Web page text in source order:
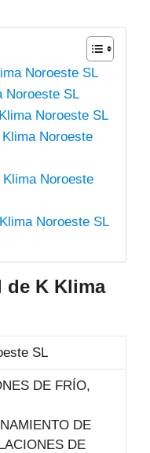
Noroeste SL
Noroeste SL
Noroeste SL
Noroeste
Noroeste
Noroeste SL
de K Klima
SL
DE FRÍO,
DE
DE